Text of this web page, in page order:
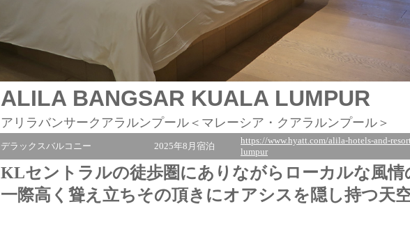
ALILA BANGSAR KUALA LUMPUR
アリラバンサークアラルンプール＜マレーシア・クアラルンプール＞
デラックスバルコニー 2025年8月宿泊
https://www.hyatt.com/alila-hotels-and-
lumpur
KLセントラルの徒歩圏にありながらローカルな風情
一際高く聳え立ちその頂きにオアシスを隠し持つ天